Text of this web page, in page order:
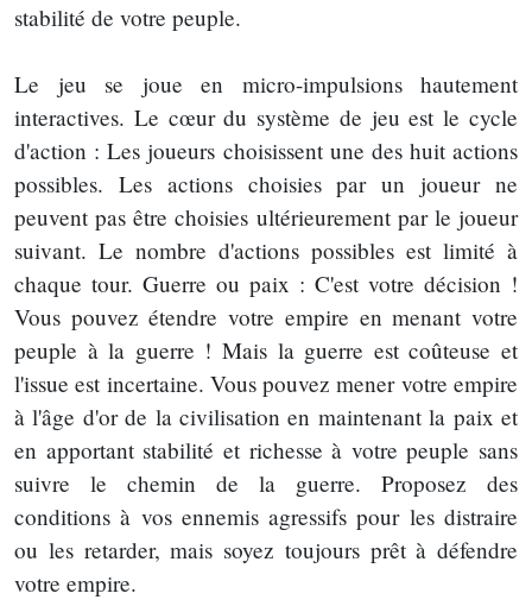
stabilité de votre peuple.
Le jeu se joue en micro-impulsions hautement
interactives. Le cœur du système de jeu est le cycle
d'action : Les joueurs choisissent une des huit actions
possibles. Les actions choisies par un joueur ne
peuvent pas être choisies ultérieurement par le joueur
suivant. Le nombre d'actions possibles est limité à
chaque tour. Guerre ou paix : C'est votre décision !
Vous pouvez étendre votre empire en menant votre
peuple à la guerre ! Mais la guerre est coûteuse et
l'issue est incertaine. Vous pouvez mener votre empire
à l'âge d'or de la civilisation en maintenant la paix et
en apportant stabilité et richesse à votre peuple sans
suivre le chemin de la guerre. Proposez des
conditions à vos ennemis agressifs pour les distraire
ou les retarder, mais soyez toujours prêt à défendre
votre empire.